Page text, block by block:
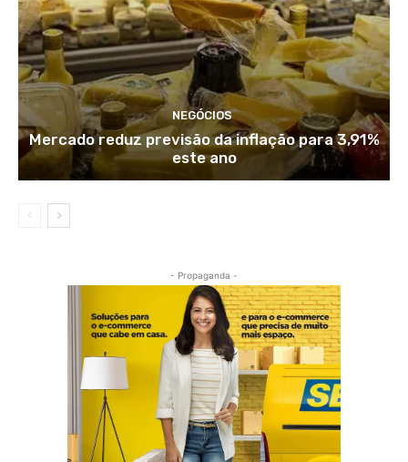
NEGÓCIOS
Mercado reduz previsão da inflação para 3,91%
este ano
- Propaganda -